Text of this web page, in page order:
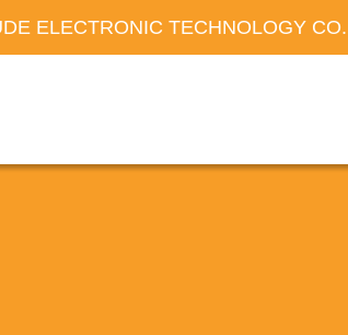
ELECTRONIC TECHNOLOGY